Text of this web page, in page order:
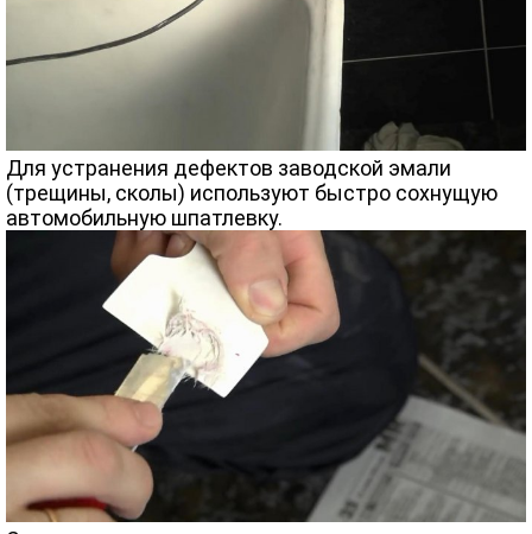
Для устранения дефектов заводской эмали
(трещины, сколы) используют быстро сохнущую
автомобильную шпатлевку.